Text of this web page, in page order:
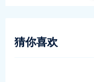
猜你喜欢